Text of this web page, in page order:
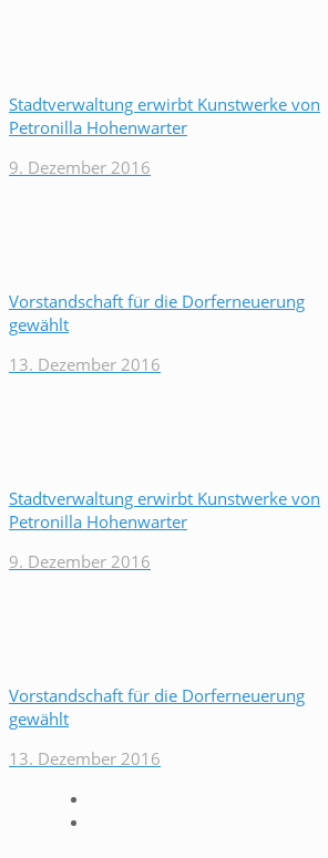
Stadtverwaltung erwirbt Kunstwerke von
Petronilla Hohenwarter
9. Dezember 2016
Vorstandschaft für die Dorferneuerung
gewählt
13. Dezember 2016
Stadtverwaltung erwirbt Kunstwerke von
Petronilla Hohenwarter
9. Dezember 2016
Vorstandschaft für die Dorferneuerung
gewählt
13. Dezember 2016